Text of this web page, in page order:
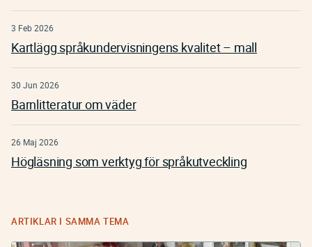
3 Feb 2026
Kartlägg språkundervisningens kvalitet – mall
30 Jun 2026
Barnlitteratur om väder
26 Maj 2026
Högläsning som verktyg för språkutveckling
ARTIKLAR I SAMMA TEMA